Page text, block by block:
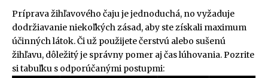
Príprava žihľavového čaju je jednoduchá, no vyžaduje
dodržiavanie niekoľkých zásad, aby ste získali maximum
účinných látok. Či už použijete čerstvú alebo sušenú
žihľavu, dôležitý je správny pomer aj čas lúhovania. Pozrite
si tabuľku s odporúčanými postupmi: